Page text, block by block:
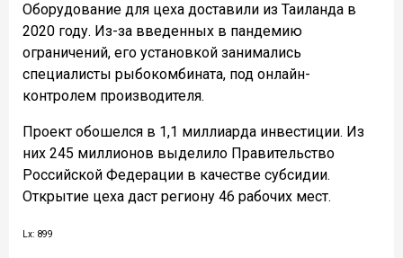
Оборудование для цеха доставили из Таиланда в
2020 году. Из-за введенных в пандемию
ограничений, его установкой занимались
специалисты рыбокомбината, под онлайн-
контролем производителя.
Проект обошелся в 1,1 миллиарда инвестиции. Из
них 245 миллионов выделило Правительство
Российской Федерации в качестве субсидии.
Открытие цеха даст региону 46 рабочих мест.
Lx: 899